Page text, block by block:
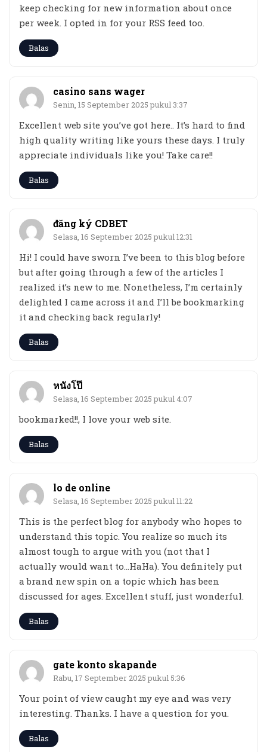
keep checking for new information about once
per week. I opted in for your RSS feed too.
Balas
casino sans wager
Senin, 15 September 2025 pukul 3:37
Excellent web site you’ve got here.. It’s hard to find
high quality writing like yours these days. I truly
appreciate individuals like you! Take care!!
Balas
đăng ký CDBET
Selasa, 16 September 2025 pukul 12:31
Hi! I could have sworn I’ve been to this blog before
but after going through a few of the articles I
realized it’s new to me. Nonetheless, I’m certainly
delighted I came across it and I’ll be bookmarking
it and checking back regularly!
Balas
หนังโป๊
Selasa, 16 September 2025 pukul 4:07
bookmarked!!, I love your web site.
Balas
lo de online
Selasa, 16 September 2025 pukul 11:22
This is the perfect blog for anybody who hopes to
understand this topic. You realize so much its
almost tough to argue with you (not that I
actually would want to…HaHa). You definitely put
a brand new spin on a topic which has been
discussed for ages. Excellent stuff, just wonderful.
Balas
gate konto skapande
Rabu, 17 September 2025 pukul 5:36
Your point of view caught my eye and was very
interesting. Thanks. I have a question for you.
Balas